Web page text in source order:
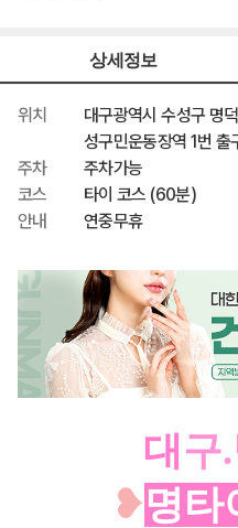
상세정보
위치
대구광역시 수성구
성구민운동장역 1번 출
주차
주차가능
코스
타이 코스 (60분)
안내
연중무휴
대 구
❥명타